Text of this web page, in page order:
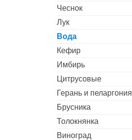
Чеснок
Лук
Вода
Кефир
Имбирь
Цитрусовые
Герань и пеларгония
Брусника
Толокнянка
Виноград